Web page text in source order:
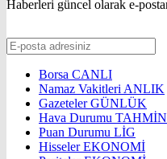
Haberleri güncel olarak e-
Borsa CANLI
Namaz Vakitleri ANLIK
GazetelerGÜNLÜK
Hava Durumu
Puan Durumu LİG
HisselerEKONOMİ